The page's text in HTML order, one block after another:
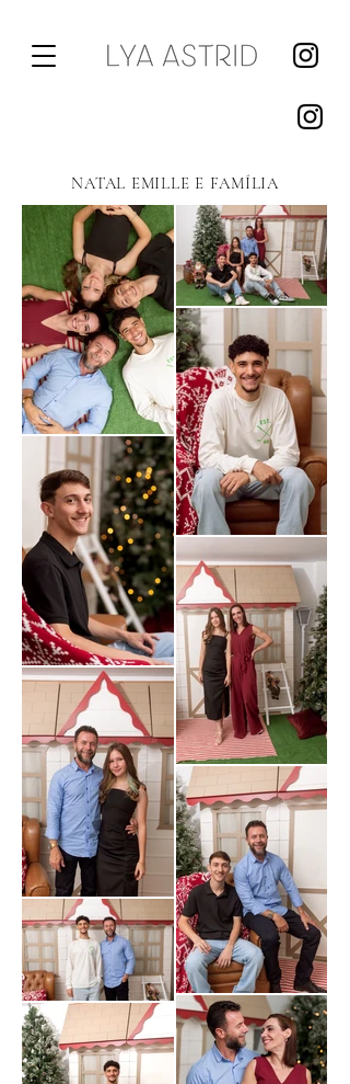
NATAL EMILLE E FAMÍLIA